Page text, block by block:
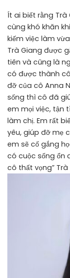
Ít ai biết rằng
cùng khó khăn
kiếm việc làm
Trà Giang được
tiên và cũng là
có được thành
đỡ của cô Anna
sống thì cô đã
em mọi việc, tận
làm chị. Em rất
yêu, giúp đỡ mẹ
em sẽ cố gắng
có cuộc sống ổn
cô thất vọng”